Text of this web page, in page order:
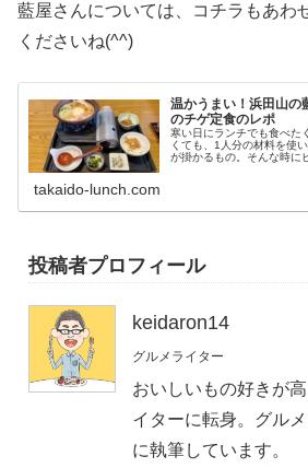
藍屋さんについては、コチラもあわ
くださいね(^^)
温かうまい！浜田山の
のチゲ定食のレポ
寒い日にランチでも食べた
くても、1人分の材料を使
が掛かるもの。そんな時に
takaido-lunch.com
投稿者プロフィール
keidaron14
グルメライター
おいしいもの好きが
イターに転身。グル
に執筆しています。